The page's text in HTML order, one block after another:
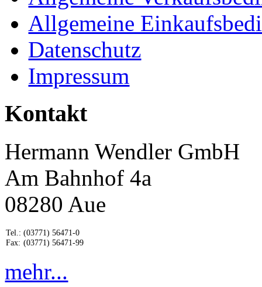
Allgemeine
Datenschutz
Impressum
Kontakt
Hermann Wendler GmbH
Am Bahnhof 4a
08280 Aue
Tel.:
Fax:
(03771) 56471-0
(03771) 56471-99
mehr...